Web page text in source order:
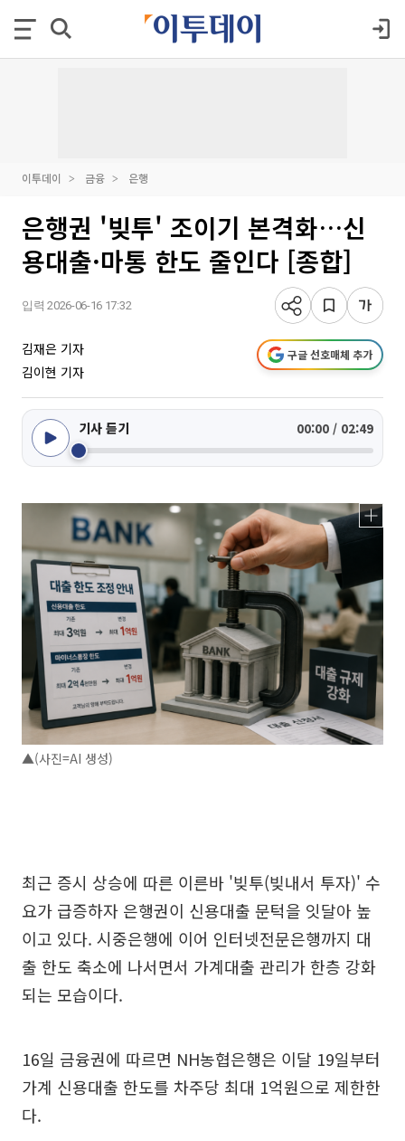
이투데이 금융 은행
은행권 '빚투' 조이기 본격화…신
용대출·마통 한도 줄인다 [종합]
입력 2026-06-16 17:32
김재은 기자
김이현 기자
구글 선호매체 추가
기사 듣기 00:00 / 02:49
▲(사진=AI 생성)
최근 증시 상승에 따른 이른바 '빚투(빚내서 투자)' 수
요가 급증하자 은행권이 신용대출 문턱을 잇달아 높
이고 있다. 시중은행에 이어 인터넷전문은행까지 대
출 한도 축소에 나서면서 가계대출 관리가 한층 강화
되는 모습이다.
16일 금융권에 따르면 NH농협은행은 이달 19일부터
가계 신용대출 한도를 차주당 최대 1억원으로 제한한
다.